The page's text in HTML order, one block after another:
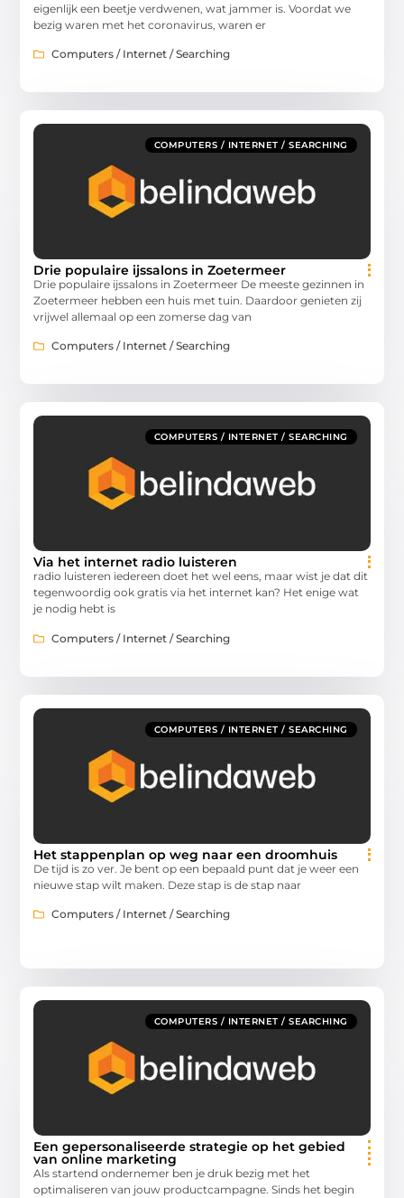
eigenlijk een beetje verdwenen, wat jammer is. Voordat we
bezig waren met het coronavirus, waren er
Computers / Internet / Searching
COMPUTERS / INTERNET / SEARCHING
Drie populaire ijssalons in Zoetermeer
Drie populaire ijssalons in Zoetermeer De meeste gezinnen in
Zoetermeer hebben een huis met tuin. Daardoor genieten zij
vrijwel allemaal op een zomerse dag van
Computers / Internet / Searching
COMPUTERS / INTERNET / SEARCHING
Via het internet radio luisteren
radio luisteren iedereen doet het wel eens, maar wist je dat dit
tegenwoordig ook gratis via het internet kan? Het enige wat
je nodig hebt is
Computers / Internet / Searching
COMPUTERS / INTERNET / SEARCHING
Het stappenplan op weg naar een droomhuis
De tijd is zo ver. Je bent op een bepaald punt dat je weer een
nieuwe stap wilt maken. Deze stap is de stap naar
Computers / Internet / Searching
COMPUTERS / INTERNET / SEARCHING
Een gepersonaliseerde strategie op het gebied
van online marketing
Als startend ondernemer ben je druk bezig met het
optimaliseren van jouw productcampagne. Sinds het begin